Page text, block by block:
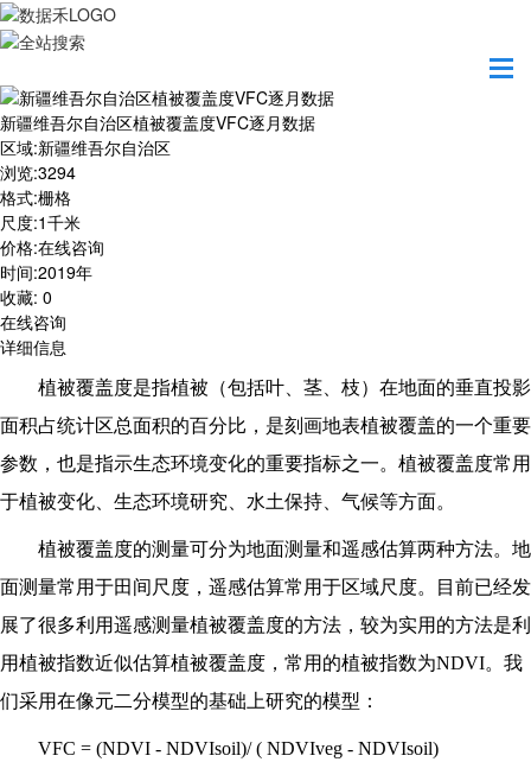
新疆维吾尔自治区植被覆盖度VFC逐月数据
区域:新疆维吾尔自治区
浏览:3294
格式:栅格
尺度:1千米
价格:在线咨询
时间:2019年
收藏: 0
在线咨询
详细信息
植被覆盖度是指植被（包括叶、茎、枝）在地面的垂直投影
面积占统计区总面积的百分比，是刻画地表植被覆盖的一个重要
参数，也是指示生态环境变化的重要指标之一。植被覆盖度常用
于植被变化、生态环境研究、水土保持、气候等方面。
植被覆盖度的测量可分为地面测量和遥感估算两种方法。地
面测量常用于田间尺度，遥感估算常用于区域尺度。目前已经发
展了很多利用遥感测量植被覆盖度的方法，较为实用的方法是利
用植被指数近似估算植被覆盖度，常用的植被指数为NDVI。我
们采用在像元二分模型的基础上研究的模型：
VFC = (NDVI - NDVIsoil)/ ( NDVIveg - NDVIsoil)